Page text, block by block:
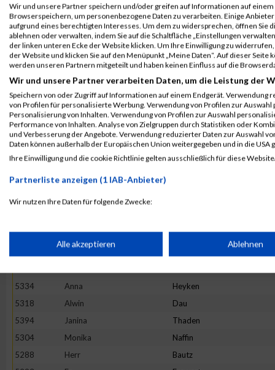
5289
Marie Benz
5343
Sejd Komoni
5295
Tatjana Höhne
5316
Rainer Brase
5323
Romana Feustel
5380
Charlotte Schaefer
5292
Michael Cramm
5291
Sarah Brunke
5346
Merle Krautstrunk
5374
Petra
5284
Markus
5382
Olaf Schönefeldt
5334
Anna Heyken
5318
Alwin Dau
5394
Janina Thaden
5304
Monika Naffin
5288
Herr Bautz
Wir und unsere Partner speichern und/oder greifen auf Informationen auf einem
Browserspeichern, um personenbezogene Daten zu verarbeiten. Einige
aufgrund eines berechtigten Interesses. Um dem zu widersprechen, öffnen Sie
ablehnen oder verwalten, indem Sie auf die Schaltfläche „Einstellungen
der linken unteren Ecke der Website klicken. Um Ihre Einwilligung zu
der Website und klicken Sie auf den Menüpunkt „Meine Daten“. Auf dieser
werden unseren Partnern mitgeteilt und haben keinen Einfluss auf die
Wir und unsere Partner verarbeiten Daten, um die Leistung der
Speichern von oder Zugriff auf Informationen auf einem Endgerät. Verwendung
von Profilen für personalisierte Werbung. Verwendung von Profilen zur
Personalisierung von Inhalten. Verwendung von Profilen zur Auswahl
Performance von Inhalten. Analyse von Zielgruppen durch Statistiken oder
und Verbesserung der Angebote. Verwendung reduzierter Daten zur Auswahl
Daten können außerhalb der Europäischen Union weitergegeben und in die USA
Ihre Einwilligung und die cookie Richtlinie gelten ausschließlich für diese
Partnerliste anzeigen (1 IAB-Anbieter)
Wir nutzen Ihre Daten für folgende Zwecke:
Speichern von oder Zugriff auf Informationen auf einem
Erstellung von Profilen für personalisierte Werbung
Verwendung von Profilen zur Auswahl personalisierter Werbung
Alle akzeptieren Ablehnen